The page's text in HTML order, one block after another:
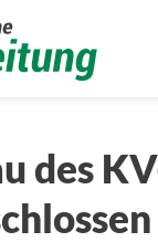
des